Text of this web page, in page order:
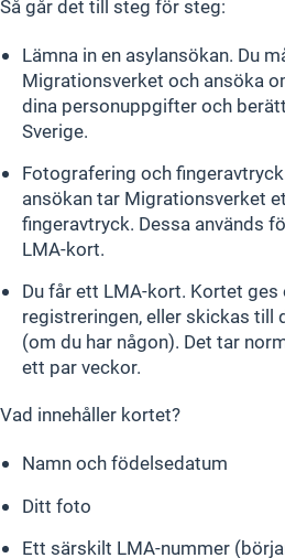
Så går det till steg för steg:
Lämna in en asylansökan. Du
Migrationsverket och ansöka
dina personuppgifter och
Sverige.
Fotografering och
ansökan tar Migrationsverket
fingeravtryck. Dessa används
LMA-kort.
Du får ett LMA-kort. Kortet
registreringen, eller skickas
(om du har någon). Det tar
ett par veckor.
Vad innehåller kortet?
Namn och födelsedatum
Ditt foto
Ett särskilt LMA-nummer